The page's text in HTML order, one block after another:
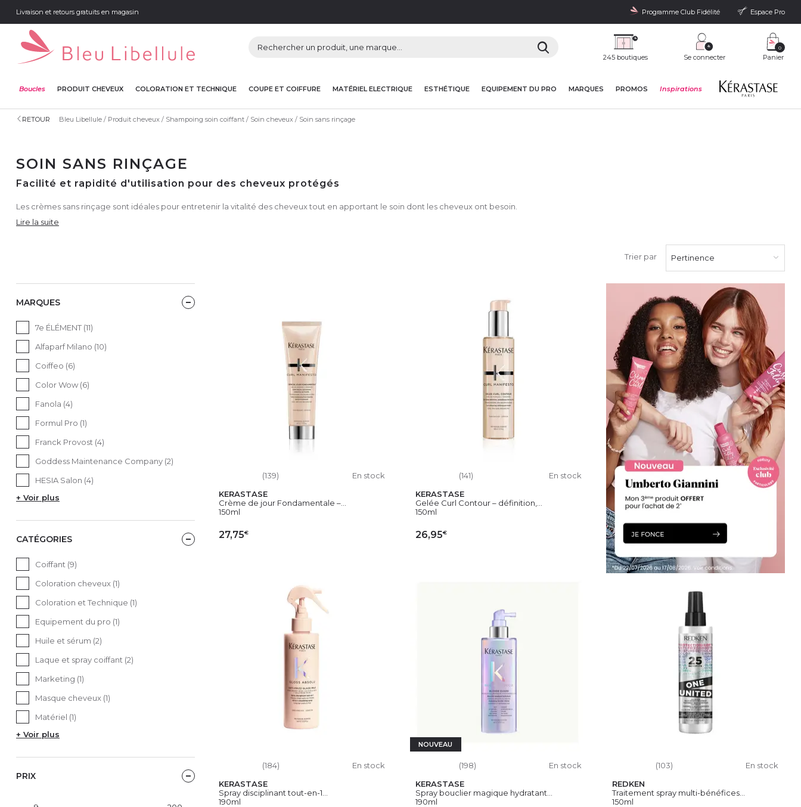
Livraison et retours gratuits en magasin Programme Club Fidélité Espace Pro
245 boutiques Se connecter Panier
0
Boucles PRODUIT CHEVEUX COLORATION ET TECHNIQUE COUPE ET COIFFURE MATÉRIEL ELECTRIQUE ESTHÉTIQUE EQUIPEMENT DU PRO MARQUES PROMOS Inspirations
RETOUR Bleu Libellule Produit cheveux Shampoing soin coiffant Soin cheveux Soin sans rinçage
SOIN SANS RINÇAGE
Facilité et rapidité d'utilisation pour des cheveux protégés
Les crèmes sans rinçage sont idéales pour entretenir la vitalité des cheveux tout en apportant le soin dont les cheveux ont besoin.
Lire la suite
Trier par Pertinence
(139)
En stock
KERASTASE
Crème de jour Fondamentale –...
150ml
27,75€
(141)
En stock
KERASTASE
Gelée Curl Contour – définition,...
150ml
26,95€
(184)
En stock
KERASTASE
Spray disciplinant tout-en-1...
190ml
NOUVEAU
(198)
En stock
KERASTASE
Spray bouclier magique hydratant...
190ml
(103)
En stock
REDKEN
Traitement spray multi-bénéfices...
150ml
MARQUES
7e ÉLÉMENT (11)
Alfaparf Milano (10)
Coiffeo (6)
Color Wow (6)
Fanola (4)
Formul Pro (1)
Franck Provost (4)
Goddess Maintenance Company (2)
HESIA Salon (4)
+ Voir plus
CATÉGORIES
Coiffant (9)
Coloration cheveux (1)
Coloration et Technique (1)
Equipement du pro (1)
Huile et sérum (2)
Laque et spray coiffant (2)
Marketing (1)
Masque cheveux (1)
Matériel (1)
+ Voir plus
PRIX